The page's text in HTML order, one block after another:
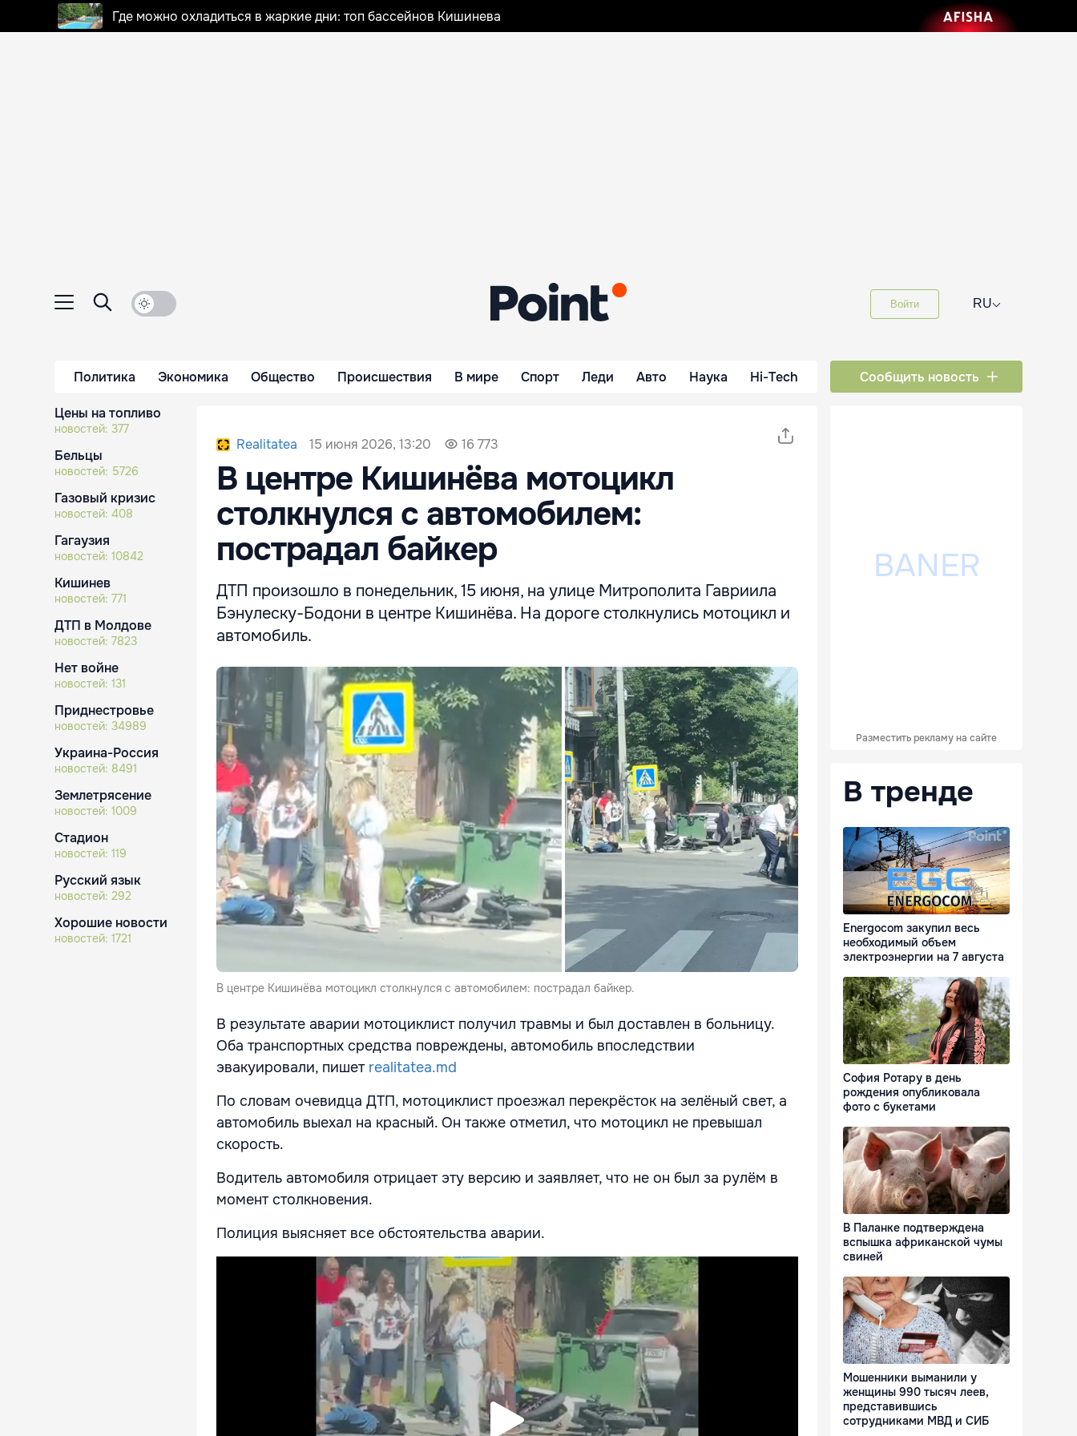
Где можно охладиться в жаркие дни: топ бассейнов Кишинева
Войти RU⌵
Политика Экономика Общество Происшествия В мире Спорт Леди Авто Наука Hi-Tech Сообщить новость
Цены на топливо
новостей: 377
Бельцы
новостей: 5726
Газовый кризис
новостей: 408
Гагаузия
новостей: 10842
Кишинев
новостей: 771
ДТП в Молдове
новостей: 7823
Нет войне
новостей: 131
Приднестровье
новостей: 34989
Украина-Россия
новостей: 8491
Землетрясение
новостей: 1009
Стадион
новостей: 119
Русский язык
новостей: 292
Хорошие новости
новостей: 1721
Realitatea 15 июня 2026, 13:20 16 773
В центре Кишинёва мотоцикл
столкнулся с автомобилем:
пострадал байкер
ДТП произошло в понедельник, 15 июня, на улице Митрополита Гавриила
Бэнулеску-Бодони в центре Кишинёва. На дороге столкнулись мотоцикл и
автомобиль.
В центре Кишинёва мотоцикл столкнулся с автомобилем: пострадал байкер.
В результате аварии мотоциклист получил травмы и был доставлен в больницу.
Оба транспортных средства повреждены, автомобиль впоследствии
эвакуировали, пишет realitatea.md
По словам очевидца ДТП, мотоциклист проезжал перекрёсток на зелёный свет, а
автомобиль выехал на красный. Он также отметил, что мотоцикл не превышал
скорость.
Водитель автомобиля отрицает эту версию и заявляет, что не он был за рулём в
момент столкновения.
Полиция выясняет все обстоятельства аварии.
Разместить рекламу на сайте
В тренде
Energocom закупил весь
необходимый объем
электроэнергии на 7 августа
София Ротару в день
рождения опубликовала
фото с букетами
В Паланке подтверждена
вспышка африканской чумы
свиней
Мошенники выманили у
женщины 990 тысяч леев,
представившись
сотрудниками МВД и СИБ